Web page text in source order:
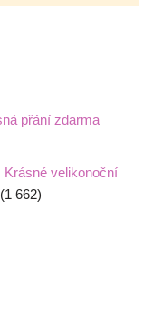
přání zdarma
velikonoční
(1 662)